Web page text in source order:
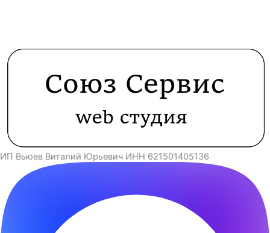
ИП Вьюев Виталий Юрьевич ИНН 621501405136